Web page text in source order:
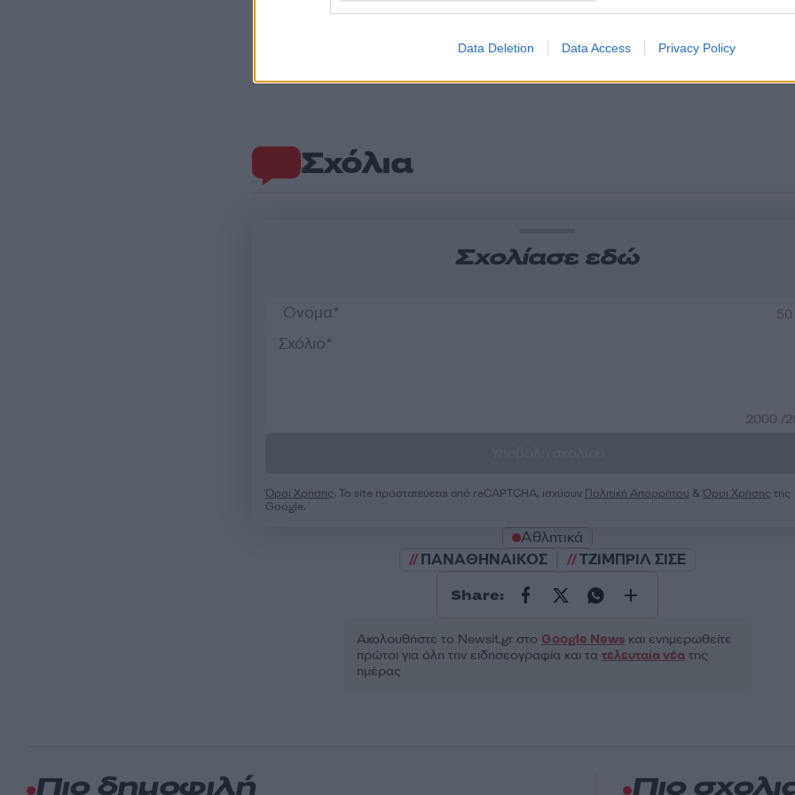
Data Deletion Data Access Privacy Policy
Σχόλια
Σχολίασε εδώ
2000 /
Όροι Χρήσης. Το site προστατεύεται από reCAPTCHA, ισχύουν Πολιτική Απορρήτου &Όροι Χρήσης της
Google.
Αθλητικά
ΠΑΝΑΘΗΝΑΙΚΟΣ
ΤΖΙΜΠΡΙΛ ΣΙΣΕ
Share:
Ακολουθήστε το Νewsit.gr στο Google Newsκαι ενημερωθείτε
πρώτοι για όλη την ειδησεογραφία και τα τελευταία νέατης
ημέρας
Πιο δημοφιλή Πιο